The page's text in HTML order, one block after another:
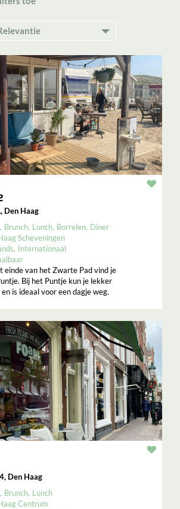
Den Haag
Brunch Lunch Borrelen Diner
Scheveningen
Internationaal
einde van het Zwarte Pad vind je
Bij het Puntje kun je lekker
is ideaal voor een dagje weg.
Den Haag
Brunch Lunch
Centrum